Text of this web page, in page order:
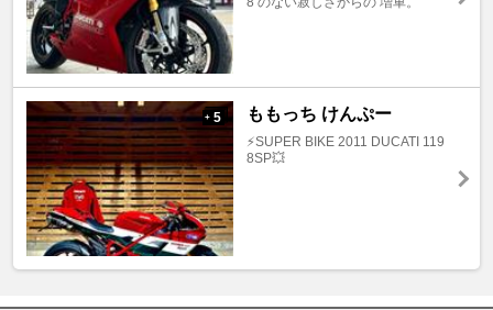
+ 5 ももっち けんぷー
⚡️SUPER BIKE 2011 DUCATI 119
8SP💥